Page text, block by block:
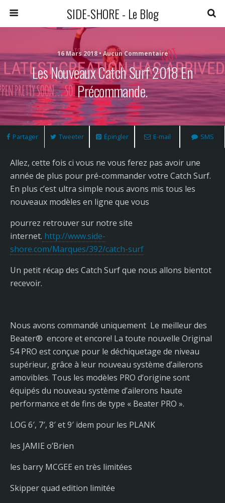
SIDE-SHORE - Le Blog
16 Mars 2018 • Aucun Commentaire
Les Nouveaux Catch Surf 2018 En
Précommande.
Partager Tweeter Épingler E-mail SMS
Allez, cette fois ci vous ne vous ferez pas avoir une
année de plus pour pré-commander votre Catch Surf.
En plus c’est ultra simple nous avons mis tous les
nouveaux modèles en ligne que vous
pourrez retrouver sur notre site
internet. http://www.side-
shore.com/Marques/392/catch-surf
Un petit récap des Catch Surf que nous allons bientot
recevoir.
Nous avons commandé uniquement Le meilleur des
Beater® encore et encore! La toute nouvelle Original
54 PRO est conçue pour le déchiquetage de niveau
supérieur, grâce à leur nouveau système d’ailerons
amovibles. Tous les modèles PRO d’origine sont
équipés du nouveau système d’ailerons haute
performance et de fins de type « Beater PRO ».
LOG 6′, 7′, 8′ et 9′ idem pour les PLANK
les JAMIE o’Brien
les barry MCGEE en très limitées
Skipper quad edition limitée